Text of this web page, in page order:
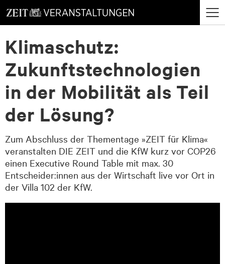
zum
Seiteninhalt
zum
Footer-
Menü
Menü
Klimaschutz:
Zukunftstechnologien
in der Mobilität als Teil
der Lösung?
Zum Abschluss der Thementage »ZEIT für Klima«
veranstalten DIE ZEIT und die KfW kurz vor COP26
einen Executive Round Table mit max. 30
Entscheider:innen aus der Wirtschaft live vor Ort in
der Villa 102 der KfW.